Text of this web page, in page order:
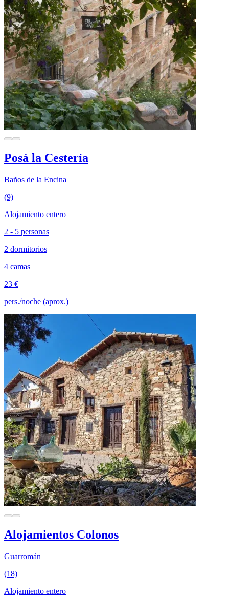
Posá la Cestería
Baños de la Encina
(9)
Alojamiento entero
2 - 5 personas
2 dormitorios
4 camas
23 €
pers./noche (aprox.)
Alojamientos Colonos
Guarromán
(18)
Alojamiento entero